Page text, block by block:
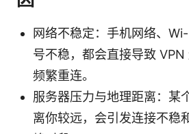
网络不稳定：手机网络、
号不稳，都会直接导致
频繁重连。
服务器压力与地理距离：某
离你较远，会引发连接不稳